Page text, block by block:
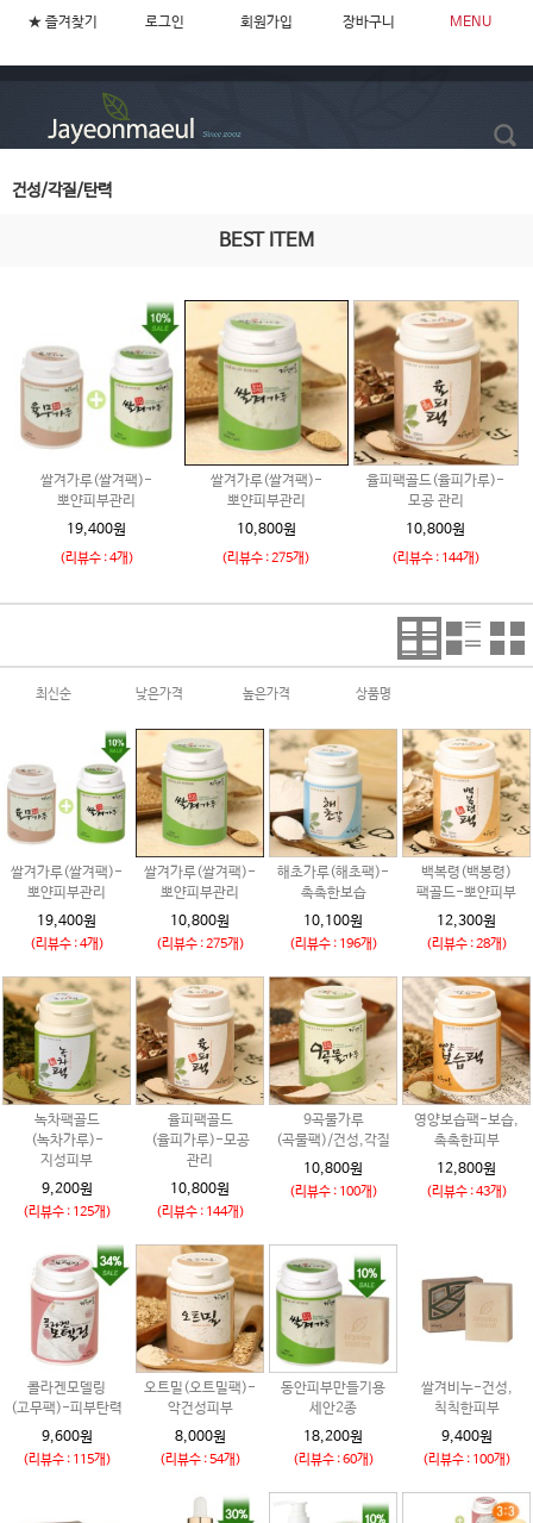
★ 즐겨찾기 로그인 회원가입 장바구니 MENU
건성/각질/탄력
BEST ITEM
쌀겨가루(쌀겨팩)-
뽀얀피부관리
19,400원
(리뷰수 : 4개)
쌀겨가루(쌀겨팩)-
뽀얀피부관리
10,800원
(리뷰수 : 275개)
율피팩골드(율피가루)-
모공 관리
10,800원
(리뷰수 : 144개)
최신순 낮은가격 높은가격 상품명
쌀겨가루(쌀겨팩)-
뽀얀피부관리
19,400원
(리뷰수 : 4개)
쌀겨가루(쌀겨팩)-
뽀얀피부관리
10,800원
(리뷰수 : 275개)
해초가루(해초팩)-
촉촉한보습
10,100원
(리뷰수 : 196개)
백복령(백봉령)
팩골드-뽀얀피부
12,300원
(리뷰수 : 28개)
녹차팩골드
(녹차가루)-
지성피부
9,200원
(리뷰수 : 125개)
율피팩골드
(율피가루)-모공
관리
10,800원
(리뷰수 : 144개)
9곡물가루
(곡물팩)/건성,각질
10,800원
(리뷰수 : 100개)
영양보습팩-보습,
촉촉한피부
12,800원
(리뷰수 : 43개)
콜라겐모델링
(고무팩)-피부탄력
9,600원
(리뷰수 : 115개)
오트밀(오트밀팩)-
악건성피부
8,000원
(리뷰수 : 54개)
동안피부만들기용
세안2종
18,200원
(리뷰수 : 60개)
쌀겨비누-건성,
칙칙한피부
9,400원
(리뷰수 : 100개)